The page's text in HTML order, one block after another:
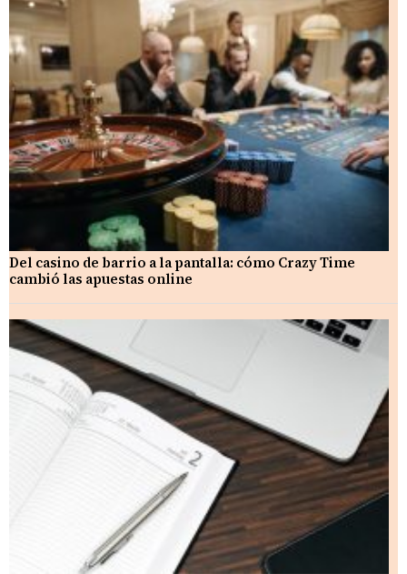
Del casino de barrio a la pantalla: cómo Crazy Time
cambió las apuestas online